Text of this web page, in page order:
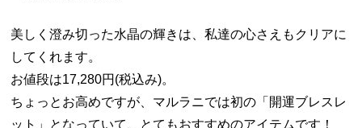
美しく澄み切った水晶の輝きは、私達の心さえもクリアに
してくれます。
お値段は17,280円(税込み)。
ちょっとお高めですが、マルラニでは初の「開運ブレスレ
ット」となっていて、とてもおすすめのアイテムです！